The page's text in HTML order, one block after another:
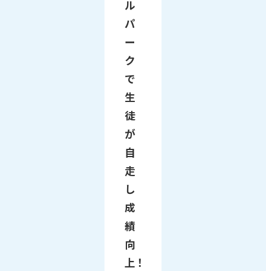
ル
パ
ー
ク
で
生
徒
が
自
走
し
成
績
向
上！